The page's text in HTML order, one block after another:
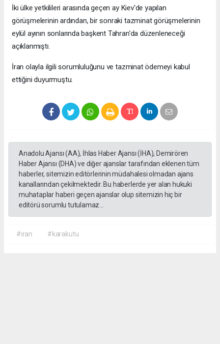
İki ülke yetkilileri arasında geçen ay Kiev'de yapılan
görüşmelerinin ardından, bir sonraki tazminat görüşmelerinin
eylül ayının sonlarında başkent Tahran'da düzenleneceği
açıklanmıştı.
İran olayla ilgili sorumluluğunu ve tazminat ödemeyi kabul
ettiğini duyurmuştu.
Anadolu Ajansı (AA), İhlas Haber Ajansı (İHA), Demirören
Haber Ajansı (DHA) ve diğer ajanslar tarafından eklenen tüm
haberler, sitemizin editörlerinin müdahalesi olmadan ajans
kanallarından çekilmektedir. Bu haberlerde yer alan hukuki
muhataplar haberi geçen ajanslar olup sitemizin hiç bir
editörü sorumlu tutulamaz...
#iran #karakutu